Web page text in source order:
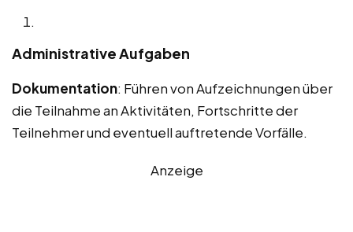
Administrative Aufgaben
Dokumentation: Führen von Aufzeichnungen über
die Teilnahme an Aktivitäten, Fortschritte der
Teilnehmer und eventuell auftretende Vorfälle.
Anzeige